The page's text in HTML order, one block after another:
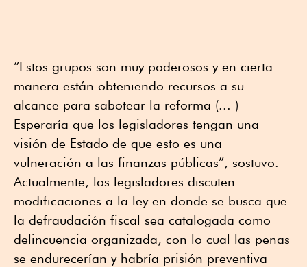
“Estos grupos son muy poderosos y en cierta
manera están obteniendo recursos a su
alcance para sabotear la reforma (... )
Esperaría que los legisladores tengan una
visión de Estado de que esto es una
vulneración a las finanzas públicas”, sostuvo.
Actualmente, los legisladores discuten
modificaciones a la ley en donde se busca que
la defraudación fiscal sea catalogada como
delincuencia organizada, con lo cual las penas
se endurecerían y habría prisión preventiva